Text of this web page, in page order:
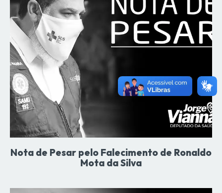
Nota de Pesar pelo Falecimento de Ronaldo
Mota da Silva